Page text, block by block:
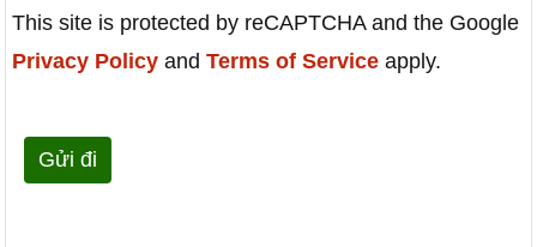
This site is protected by reCAPTCHA and the Google
Privacy Policy andTerms of Service apply.